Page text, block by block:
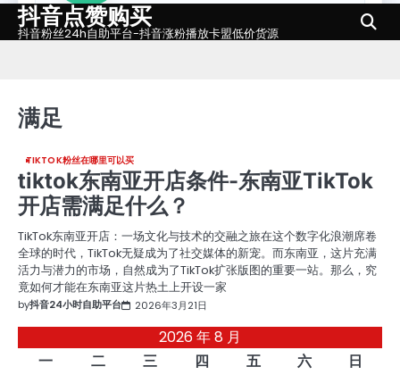
Skip抖音点赞购买
抖音粉丝24h自助平台-抖音涨粉播放卡盟低价货源
满足
TIKTOK粉丝在哪里可以买
tiktok东南亚开店条件-东南亚TikTok
开店需满足什么？
TikTok东南亚开店：一场文化与技术的交融之旅在这个数字化浪潮席卷
全球的时代，TikTok无疑成为了社交媒体的新宠。而东南亚，这片充满
活力与潜力的市场，自然成为了TikTok扩张版图的重要一站。那么，究
竟如何才能在东南亚这片热土上开设一家
by抖音24小时自助平台 2026年3月21日
2026 年 8 月
一
二 三 四 五 六
日